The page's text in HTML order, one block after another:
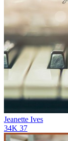
Jeanette Ives
34K 37